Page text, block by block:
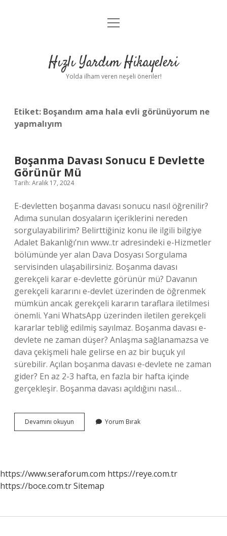
Anasayfa
Yasal Uyarı
menüyü
Hızlı Yardım Hikayeleri
Yolda ilham veren neşeli öneriler!
Etiket: Boşandım ama hala evli görünüyorum ne
yapmalıyım
Boşanma Davası Sonucu E Devlette
Görünür Mü
Tarih: Aralık 17, 2024
E-devletten boşanma davası sonucu nasıl öğrenilir?
Adıma sunulan dosyaların içeriklerini nereden
sorgulayabilirim? Belirttiğiniz konu ile ilgili bilgiye
Adalet Bakanlığı’nın www..tr adresindeki e-Hizmetler
bölümünde yer alan Dava Dosyası Sorgulama
servisinden ulaşabilirsiniz. Boşanma davası
gerekçeli karar e-devlette görünür mü? Davanın
gerekçeli kararını e-devlet üzerinden de öğrenmek
mümkün ancak gerekçeli kararın taraflara iletilmesi
önemli. Yani WhatsApp üzerinden iletilen gerekçeli
kararlar tebliğ edilmiş sayılmaz. Boşanma davası e-
devlete ne zaman düşer? Anlaşma sağlanamazsa ve
dava çekişmeli hale gelirse en az bir buçuk yıl
sürebilir. Açılan boşanma davası e-devlete ne zaman
gider? En az 2-3 hafta, en fazla bir hafta içinde
gerçekleşir. Boşanma davası açıldığını nasıl…
Devamını okuyun Boşanma
Davası
Mü
Yorum Bırak
https://www.seraforum.com https://reye.com.tr
https://boce.com.trSitemap